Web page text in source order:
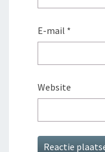
E-mail *
Website